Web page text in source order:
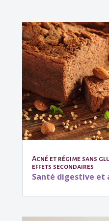
Acné et régime sans
effets secondaires
Santé digestive et